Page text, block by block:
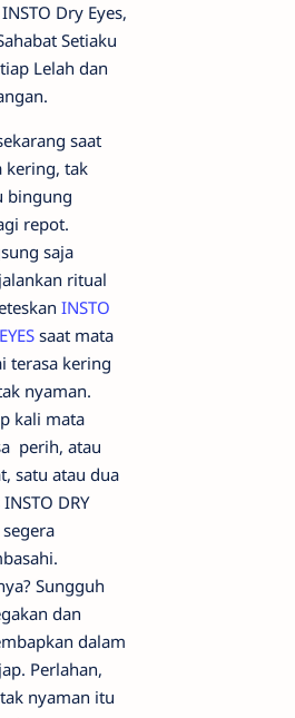
Dry Eyes,
Setiaku
Lelah dan
saat
kering, tak
bingung
repot.
saja
ritual
INSTO
saat mata
terasa kering
nyaman.
kali mata
perih, atau
satu atau dua
DRY
segera
Sungguh
dan
dalam
Perlahan,
nyaman itu